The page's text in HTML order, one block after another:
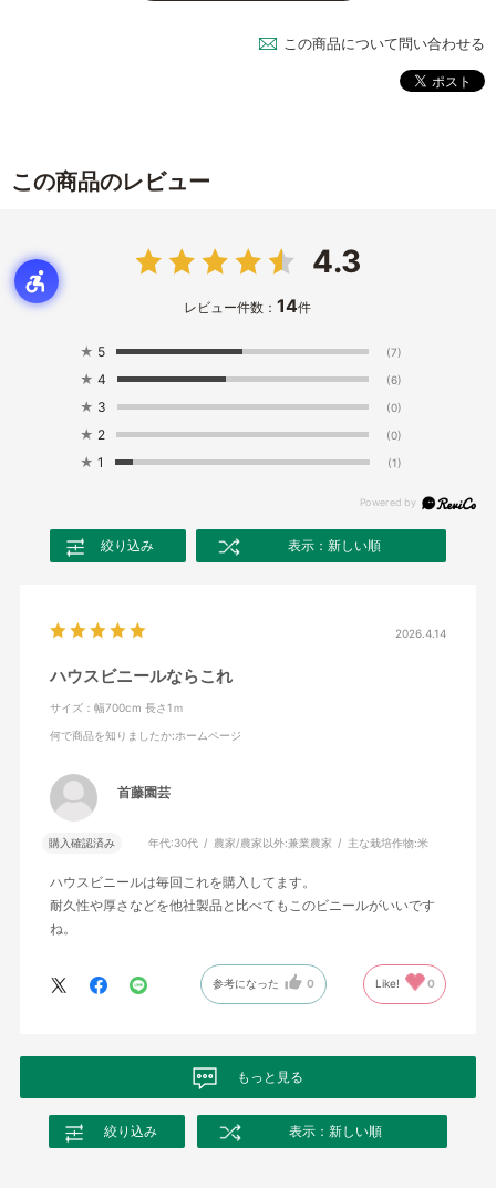
この商品について問い合わせる
この商品のレビュー
4.3
レビュー件数：14件
★ 5 (7)
★ 4 (6)
★ 3 (0)
★ 2 (0)
★ 1 (1)
絞り込み 表示：新しい順
2026.4.14
ハウスビニールならこれ
サイズ：幅700cm 長さ1ｍ
何で商品を知りましたか:ホームページ
首藤園芸
購入確認済み 年代:30代 農家/農家以外:兼業農家 主な栽培作物:米
ハウスビニールは毎回これを購入してます。
耐久性や厚さなどを他社製品と比べてもこのビニールがいいです
ね。
参考になった 0 Like! 0
もっと見る
絞り込み 表示：新しい順